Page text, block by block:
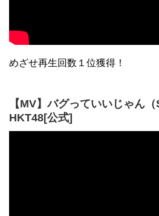
【MV】バグっていいじゃん
HKT48[公式]